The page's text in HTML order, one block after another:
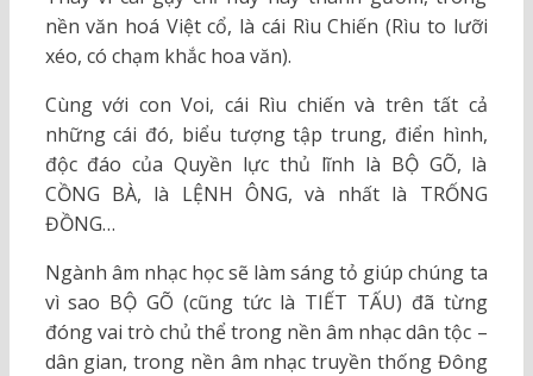
nền văn hoá Việt cổ, là cái Rìu Chiến (Rìu to lưỡi
xéo, có chạm khắc hoa văn).
Cùng với con Voi, cái Rìu chiến và trên tất cả
những cái đó, biểu tượng tập trung, điển hình,
độc đáo của Quyền lực thủ lĩnh là BỘ GÕ, là
CỒNG BÀ, là LỆNH ÔNG, và nhất là TRỐNG
ĐỒNG…
Ngành âm nhạc học sẽ làm sáng tỏ giúp chúng ta
vì sao BỘ GÕ (cũng tức là TIẾT TẤU) đã từng
đóng vai trò chủ thể trong nền âm nhạc dân tộc –
dân gian, trong nền âm nhạc truyền thống Đông